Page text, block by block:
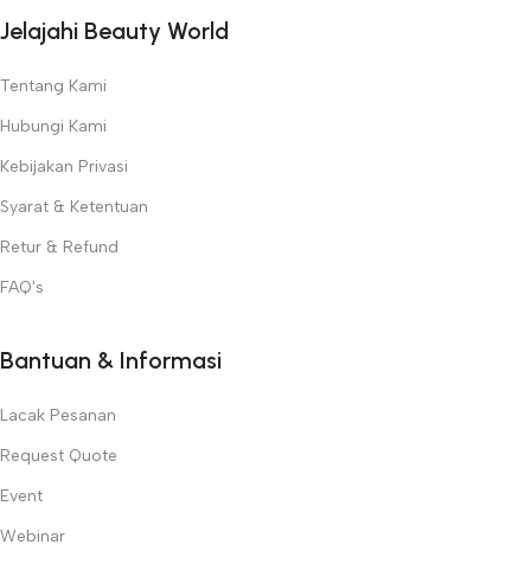
Jelajahi Beauty World
Tentang Kami
Hubungi Kami
Kebijakan Privasi
Syarat & Ketentuan
Retur & Refund
FAQ's
Bantuan & Informasi
Lacak Pesanan
Request Quote
Event
Webinar